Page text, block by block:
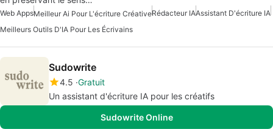
Web AppsMeilleur Ai Pour L'écriture CréativeRédacteur IAAssistant D'écriture IA
Meilleurs Outils D'IA Pour Les Écrivains
Sudowrite
4.5 Gratuit
Un assistant d'écriture IA pour les créatifs
Sudowrite Online